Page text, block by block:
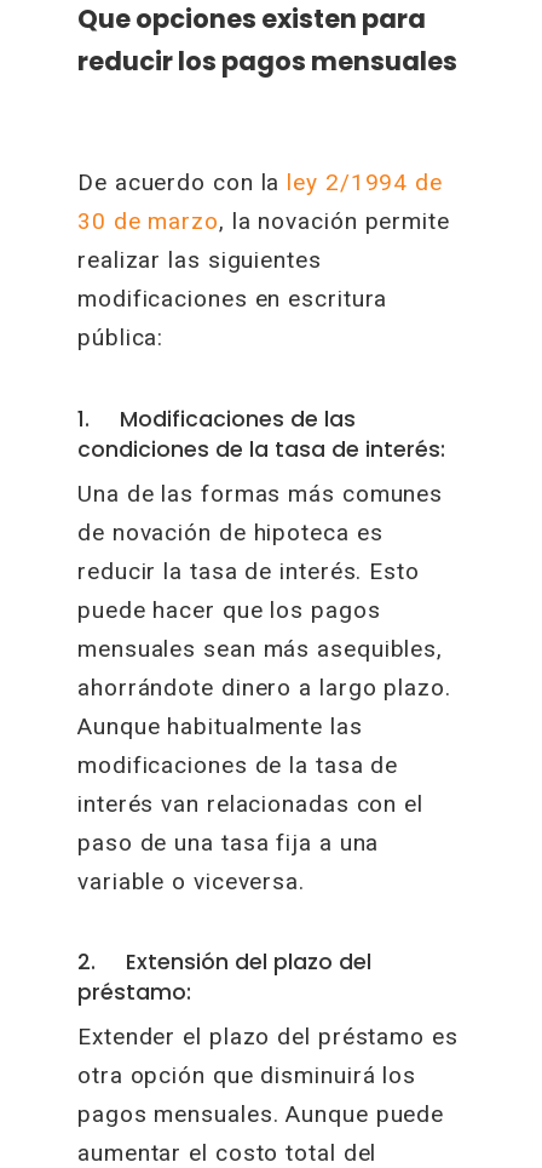
Que opciones existen para
reducir los pagos mensuales
De acuerdo con la ley 2/1994 de
30 de marzo, la novación permite
realizar las siguientes
modificaciones en escritura
pública:
1. Modificaciones de las
condiciones de la tasa de interés:
Una de las formas más comunes
de novación de hipoteca es
reducir la tasa de interés. Esto
puede hacer que los pagos
mensuales sean más asequibles,
ahorrándote dinero a largo plazo.
Aunque habitualmente las
modificaciones de la tasa de
interés van relacionadas con el
paso de una tasa fija a una
variable o viceversa.
2. Extensión del plazo del
préstamo:
Extender el plazo del préstamo es
otra opción que disminuirá los
pagos mensuales. Aunque puede
aumentar el costo total del